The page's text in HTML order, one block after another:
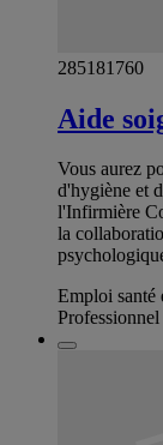
285181760
Aide
Vous aurez
d'hygiène et
l'Infirmière
la
Emploi santé
Professionnel